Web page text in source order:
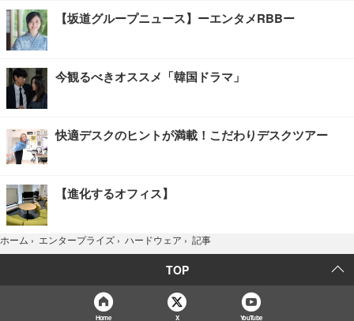
【坂道グループニュース】ーエンタメRBBー
今観るべきオススメ「韓国ドラマ」
快適デスクのヒントが満載！こだわりデスクツアー
【進化するオフィス】
ホーム › エンタープライズ › ハードウェア › 記事
TOP
Home X YouTube